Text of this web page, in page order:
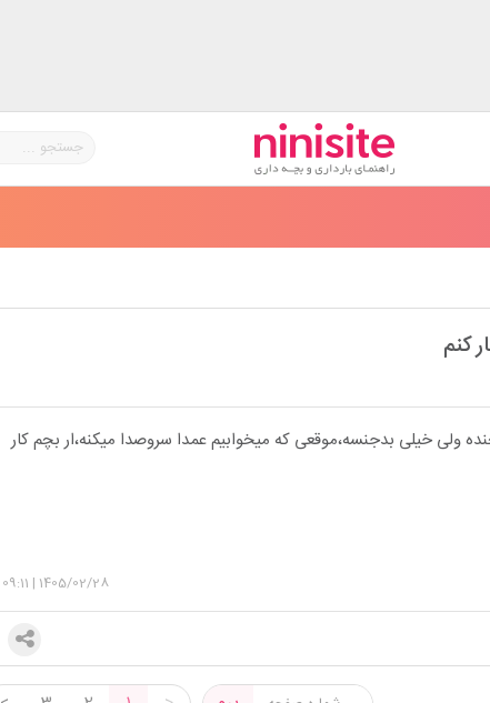
کنم
ولی خیلی بدجنسه،موقعی که میخوابیم عمدا سروصدا میکنه،ار بچم کار
1405/02/28
|
09:11